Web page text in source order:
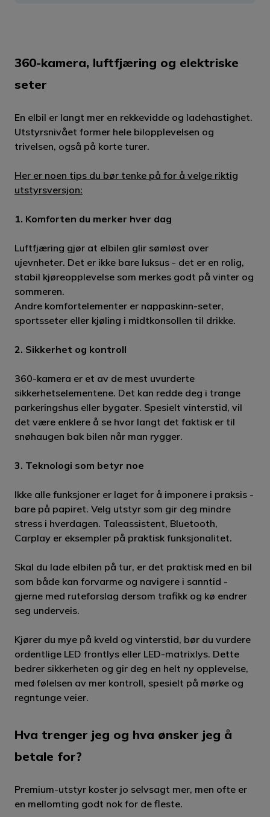
360-kamera, luftfjæring og elektriske
seter
En elbil er langt mer en rekkevidde og ladehastighet.
Utstyrsnivået former hele bilopplevelsen og
trivelsen, også på korte turer.
Her er noen tips du bør tenke på for å velge riktig
utstyrsversjon:
1. Komforten du merker hver dag
Luftfjæring gjør at elbilen glir sømløst over
ujevnheter. Det er ikke bare luksus - det er en rolig,
stabil kjøreopplevelse som merkes godt på vinter og
sommeren.
Andre komfortelementer er nappaskinn-seter,
sportsseter eller kjøling i midtkonsollen til drikke.
2. Sikkerhet og kontroll
360-kamera er et av de mest uvurderte
sikkerhetselementene. Det kan redde deg i trange
parkeringshus eller bygater. Spesielt vinterstid, vil
det være enklere å se hvor langt det faktisk er til
snøhaugen bak bilen når man rygger.
3. Teknologi som betyr noe
Ikke alle funksjoner er laget for å imponere i praksis -
bare på papiret. Velg utstyr som gir deg mindre
stress i hverdagen. Taleassistent, Bluetooth,
Carplay er eksempler på praktisk funksjonalitet.
Skal du lade elbilen på tur, er det praktisk med en bil
som både kan forvarme og navigere i sanntid -
gjerne med ruteforslag dersom trafikk og kø endrer
seg underveis.
Kjører du mye på kveld og vinterstid, bør du vurdere
ordentlige LED frontlys eller LED-matrixlys. Dette
bedrer sikkerheten og gir deg en helt ny opplevelse,
med følelsen av mer kontroll, spesielt på mørke og
regntunge veier.
Hva trenger jeg og hva ønsker jeg å
betale for?
Premium-utstyr koster jo selvsagt mer, men ofte er
en mellomting godt nok for de fleste.